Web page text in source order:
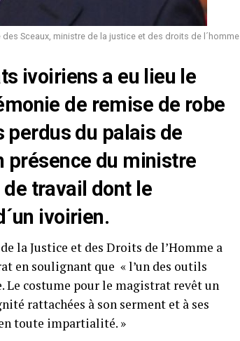
des Sceaux, ministre de la justice et des droits de l´homme
ivoiriens a eu lieu le
de remise de robe
perdus du palais de
présence du ministre
travail dont le
ivoirien.
la Justice et des Droits de l’Homme a
en soulignant que « l’un des outils
Le costume pour le magistrat revêt un
rattachées à son serment et à ses
toute impartialité. »